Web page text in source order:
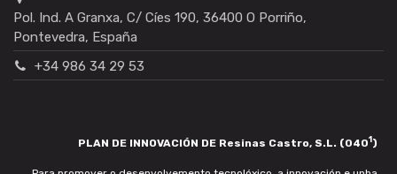
Pol. Ind. A Granxa, C/ Cíes 190, 36400 O Porriño,
Pontevedra, España
+34 986 34 29 53
PLAN DE INNOVACIÓN DE Resinas Castro, S.L. (0401)